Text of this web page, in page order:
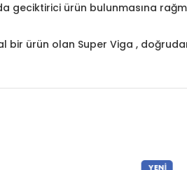
geciktirici ürün bulunmasına
bir ürün olan Super Viga ,